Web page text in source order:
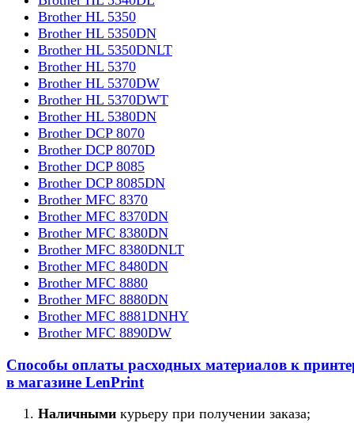
Ресурс
1 шт
Количество в упаковке
Подробнее
Brother HL 5350
Brother HL 5350DN
Brother HL 5350DNLT
Brother HL 5370
Brother HL 5370DW
Brother HL 5370DWT
Brother HL 5380DN
Brother DCP 8070
Brother DCP 8070D
Brother DCP 8085
Brother DCP 8085DN
Brother MFC 8370
Brother MFC 8370DN
Brother MFC 8380DN
Brother MFC 8380DNLT
Brother MFC 8480DN
Brother MFC 8880
Brother MFC 8880DN
Brother MFC 8881DNHY
Brother MFC 8890DW
Способы оплаты расходных материалов к
в магазине LenPrint
Наличными курьеру при получении заказа;